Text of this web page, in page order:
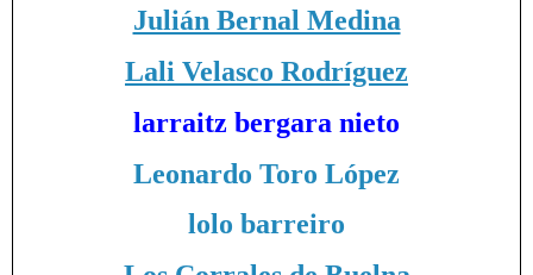
Julián Bernal Medina
Lali Velasco Rodríguez
larraitz bergara nieto
Leonardo Toro López
lolo barreiro